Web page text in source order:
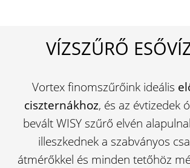
VÍZSZŰRŐ
Vortex finomszűrőink ideális
ciszternákhoz, és az évtizedek
bevált WISY szűrő elvén
illeszkednek a szabványos
átmérőkkel és minden tetőhöz